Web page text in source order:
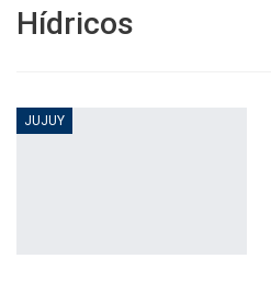
Hídricos
JUJUY